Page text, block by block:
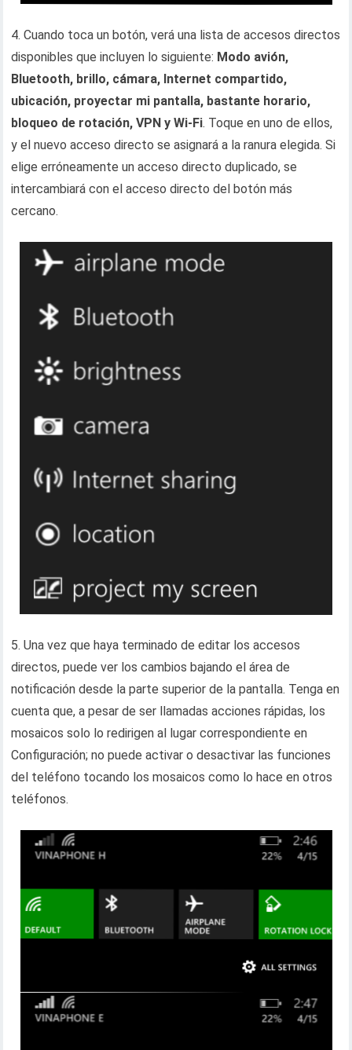
4. Cuando toca un botón, verá una lista de accesos directos
disponibles que incluyen lo siguiente: Modo avión,
Bluetooth, brillo, cámara, Internet compartido,
ubicación, proyectar mi pantalla, bastante horario,
bloqueo de rotación, VPN y Wi-Fi. Toque en uno de ellos,
y el nuevo acceso directo se asignará a la ranura elegida. Si
elige erróneamente un acceso directo duplicado, se
intercambiará con el acceso directo del botón más
cercano.
5. Una vez que haya terminado de editar los accesos
directos, puede ver los cambios bajando el área de
notificación desde la parte superior de la pantalla. Tenga en
cuenta que, a pesar de ser llamadas acciones rápidas, los
mosaicos solo lo redirigen al lugar correspondiente en
Configuración; no puede activar o desactivar las funciones
del teléfono tocando los mosaicos como lo hace en otros
teléfonos.